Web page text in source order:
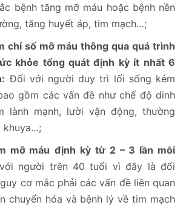
bệnh tăng mỡ máu hoặc bệnh nền
tăng huyết áp, tim mạch…;
chỉ số mỡ máu thông qua quá trình
khỏe tổng quát định kỳ ít nhất 6
Đối với người duy trì lối sống kém
gồm các vấn đề như chế độ dinh
lành mạnh, lười vận động, thường
khuya…;
mỡ máu định kỳ từ 2 – 3 lần mỗi
người trên 40 tuổi vì đây là đối
cơ mắc phải các vấn đề liên quan
chuyển hóa và bệnh lý về tim mạch